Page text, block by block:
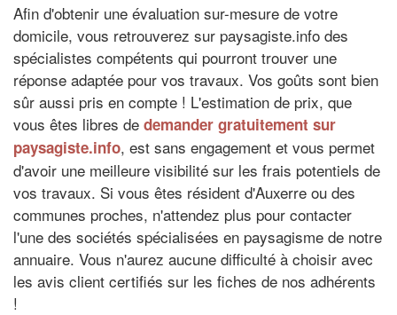
Afin d'obtenir une évaluation sur-mesure de votre
domicile, vous retrouverez sur paysagiste.info des
spécialistes compétents qui pourront trouver une
réponse adaptée pour vos travaux. Vos goûts sont bien
sûr aussi pris en compte ! L'estimation de prix, que
vous êtes libres de demander gratuitement sur
paysagiste.info, est sans engagement et vous permet
d'avoir une meilleure visibilité sur les frais potentiels de
vos travaux. Si vous êtes résident d'Auxerre ou des
communes proches, n'attendez plus pour contacter
l'une des sociétés spécialisées en paysagisme de notre
annuaire. Vous n'aurez aucune difficulté à choisir avec
les avis client certifiés sur les fiches de nos adhérents
!